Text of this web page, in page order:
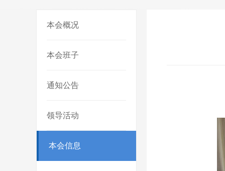
本会概况
本会班子
通知公告
领导活动
本会信息